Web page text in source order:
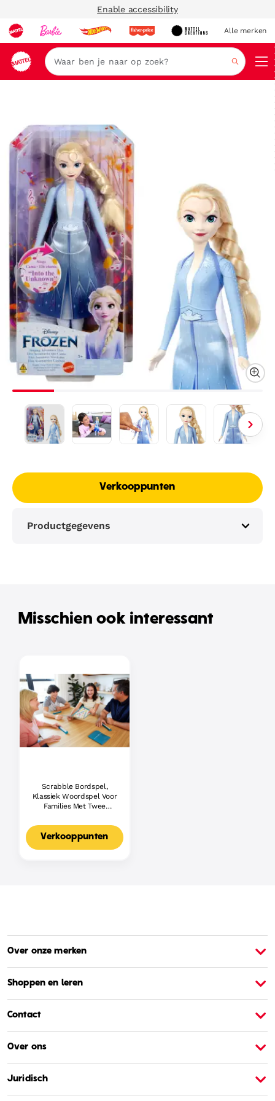
Enable accessibility
Alle merken
Zoeken
Verkooppunten
Productgegevens
Misschien ook interessant
Scrabble Bordspel,
Klassiek Woordspel Voor
Families Met Twee
Voor 2-4 Spelers,
Nederlandse Editie
Verkooppunten
Over onze merken
Shoppen en leren
Contact
Over ons
Juridisch